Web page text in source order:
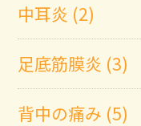
中耳炎 (2)
足底筋膜炎 (3)
背中の痛み (5)